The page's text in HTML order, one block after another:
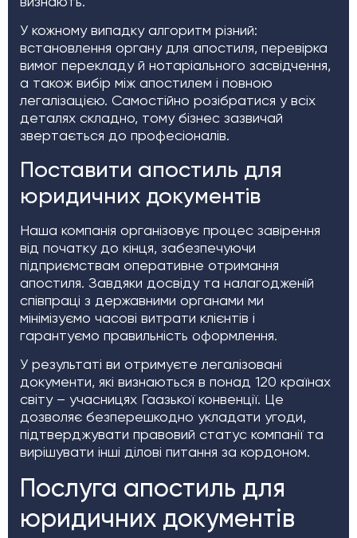
У кожному випадку алгоритм різний:
встановлення органу для апостиля, перевірка
вимог перекладу й нотаріального засвідчення,
а також вибір між апостилем і повною
легалізацією. Самостійно розібратися у всіх
деталях складно, тому бізнес зазвичай
звертається до професіоналів.
Поставити апостиль для
юридичних документів
Наша компанія організовує процес завірення
від початку до кінця, забезпечуючи
підприємствам оперативне отримання
апостиля. Завдяки досвіду та налагодженій
співпраці з державними органами ми
мінімізуємо часові витрати клієнтів і
гарантуємо правильність оформлення.
У результаті ви отримуєте легалізовані
документи, які визнаються в понад 120 країнах
світу – учасницях Гаазької конвенції. Це
дозволяє безперешкодно укладати угоди,
підтверджувати правовий статус компанії та
вирішувати інші ділові питання за кордоном.
Послуга апостиль для
юридичних документів